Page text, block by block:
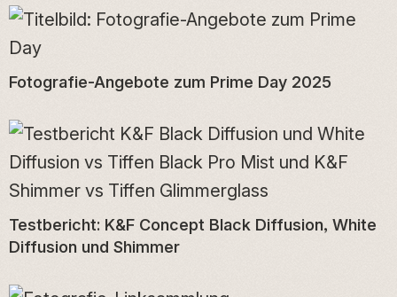
Fotografie-Angebote zum Prime Day 2025
Testbericht: K&F Concept Black Diffusion, White
Diffusion und Shimmer